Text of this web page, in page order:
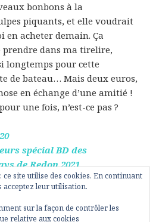
bonbons à la
piquants, et elle voudrait
en acheter demain. Ça
prendre dans ma tirelire,
longtemps pour cette
de bateau… Mais deux euros,
en échange d’une amitié !
une fois, n’est-ce pas ?
spécial BD des
de Redon 2021
2019/2020, catégorie BD
site utilise des cookies. En continuant
acceptez leur utilisation.
sur la façon de contrôler les
relative aux cookies